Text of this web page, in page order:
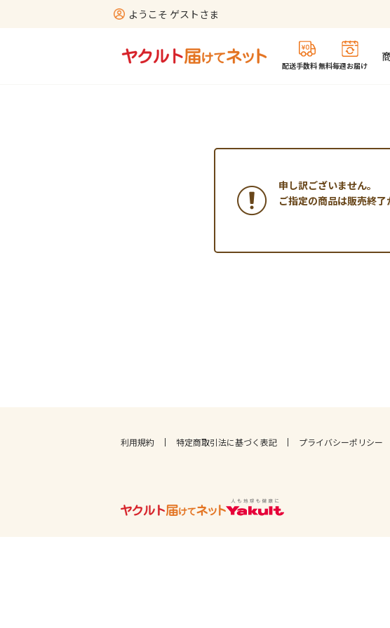
ようこそ ゲストさま
配送手数料 無料毎週お届け
申し訳ございません。
ご指定の商品は販売終了
利用規約 特定商取引法に基づく表記 プライバシーポリシー